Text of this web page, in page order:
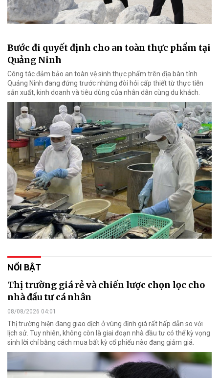
Bước đi quyết định cho an toàn thực phẩm tại
Quảng Ninh
Công tác đảm bảo an toàn vệ sinh thực phẩm trên địa bàn tỉnh
Quảng Ninh đang đứng trước những đòi hỏi cấp thiết từ thực tiễn
sản xuất, kinh doanh và tiêu dùng của nhân dân cùng du khách.
NỔI BẬT
Thị trường giá rẻ và chiến lược chọn lọc cho
nhà đầu tư cá nhân
08/08/2026 04:01
Thị trường hiện đang giao dịch ở vùng định giá rất hấp dẫn so với
lịch sử. Tuy nhiên, không còn là giai đoạn nhà đầu tư có thể kỳ vọng
sinh lời chỉ bằng cách mua bất kỳ cổ phiếu nào đang giảm giá.